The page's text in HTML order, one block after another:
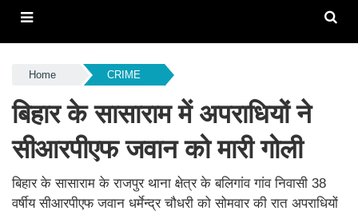
Home CRIME
बिहार के सासाराम में अपराधियों ने
सीआरपीएफ जवान को मारी गोली
बिहार के सासाराम के राजपुर थाना क्षेत्र के बलिगांव गांव निवासी 38
वर्षीय सीआरपीएफ जवान धर्मेन्द्र चौधरी को सोमवार की रात अपराधियों